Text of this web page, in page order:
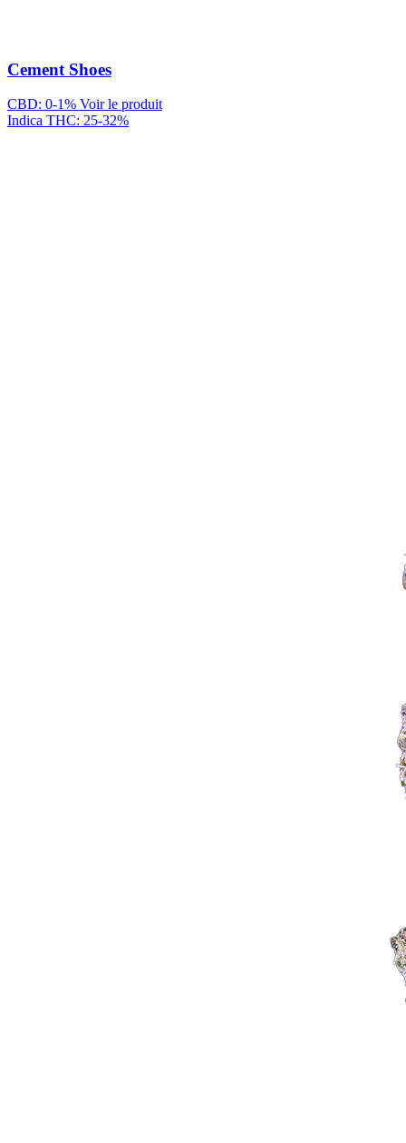
Cement Shoes
CBD: 0-1% Voir le produit
Indica THC: 25-32%